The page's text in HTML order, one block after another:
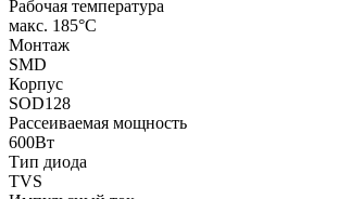
Рабочая температура
макс. 185°C
Монтаж
SMD
Корпус
SOD128
Рассеиваемая мощность
600Вт
Тип диода
TVS